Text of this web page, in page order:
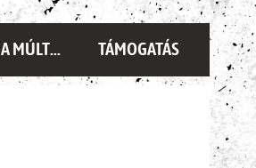
A MÚLT... TÁMOGATÁS